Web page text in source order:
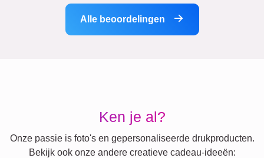
Alle beoordelingen
Ken je al?
Onze passie is foto's en gepersonaliseerde drukproducten.
Bekijk ook onze andere creatieve cadeau-ideeën: